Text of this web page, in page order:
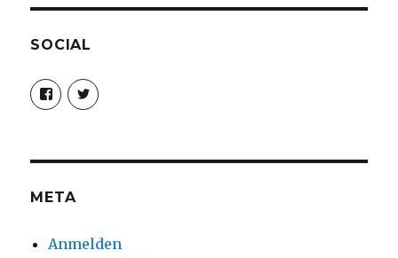
SOCIAL
Profil
von
christoph.fleischer1
anzeigen
Profil
von
anzeigen
META
Anmelden